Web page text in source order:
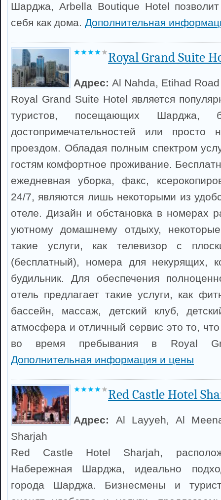
Шарджа, Arbella Boutique Hotel позволит
себя как дома. Дополнительная
Royal Grand Suite
Адрес: Al Nahda, Etihad Road
Royal Grand Suite Hotel является
туристов, посещающих Шарджа,
достопримечательностей или просто
проездом. Обладая полным спектром
гостям комфортное проживание.
ежедневная уборка, факс,
24/7, являются лишь некоторыми из
отеле. Дизайн и обстановка в номерах
уютному домашнему отдыху,
такие услуги, как телевизор с
(бесплатный), номера для некурящих,
будильник. Для обеспечения
отель предлагает такие услуги, как
бассейн, массаж, детский клуб,
атмосфера и отличный сервис это то,
во время пребывания в Royal
Дополнительная информация и цены
Red Castle Hotel
Адрес: Al Layyeh, Al
Sharjah
Red Castle Hotel Sharjah,
Набережная Шарджа, идеально
города Шарджа. Бизнесмены и